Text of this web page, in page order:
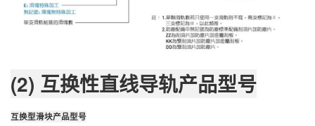
(2) 互换性直线导轨产品型号
互换型滑块产品型号